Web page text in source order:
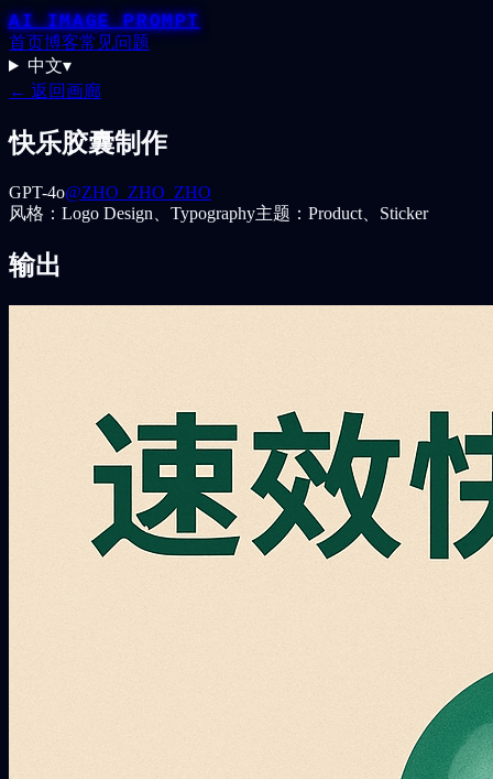
AI IMAGE PROMPT
首页博客常见问题
中文▾
← 返回画廊
快乐胶囊制作
GPT-4o@ZHO_ZHO_ZHO
风格： Logo Design、Typography主题： Product、Sticker
输出